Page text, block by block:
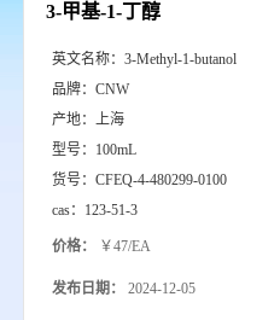
3-甲基-1-丁醇
英文名称： 3-Methyl-1-butanol
品牌： CNW
产地： 上海
型号： 100mL
货号： CFEQ-4-480299-0100
cas： 123-51-3
价格： ￥47/EA
发布日期： 2024-12-05